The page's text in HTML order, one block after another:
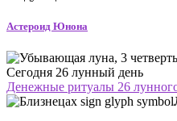
Астероид Юнона
Сегодня 26 лунный день
Денежные ритуалы 26